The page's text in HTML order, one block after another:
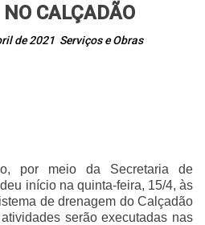
CALÇADÃO
de 2021 Serviços e Obras
por meio da Secretaria de
início na quinta-feira, 15/4, às
de drenagem do Calçadão
serão executadas nas